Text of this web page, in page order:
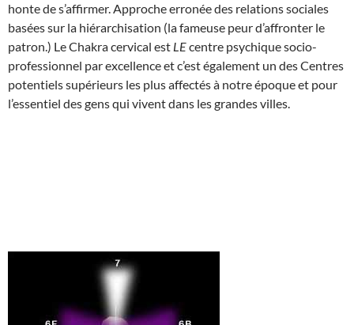
honte de s’affirmer. Approche erronée des relations sociales
basées sur la hiérarchisation (la fameuse peur d’affronter le
patron.) Le Chakra cervical est LEcentre psychique socio-
professionnel par excellence et c’est également un des Centres
potentiels supérieurs les plus affectés à notre époque et pour
l’essentiel des gens qui vivent dans les grandes villes.